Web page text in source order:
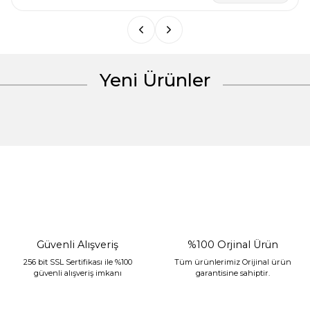
Yeni Ürünler
Güvenli Alışveriş
256 bit SSL Sertifikası ile %100
güvenli alışveriş imkanı
%100 Orjinal Ürün
Tüm ürünlerimiz Orijinal ürün
garantisine sahiptir.